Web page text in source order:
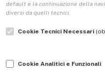
Le Copertine
L’Associazione
Indirizzo Socio Politico
Guida per le autrici e gli autori
default e la continuazione della
diversi da quelli tecnici.
Cookie Tecnici Necessari
Cookie Analitici e Funzionali